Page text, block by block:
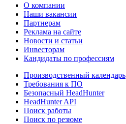
О компании
Наши вакансии
Партнерам
Реклама на сайте
Новости и статьи
Инвесторам
Кандидаты по профессиям
Производственный календарь
Требования к ПО
Безопасный HeadHunter
HeadHunter API
Поиск работы
Поиск по резюме